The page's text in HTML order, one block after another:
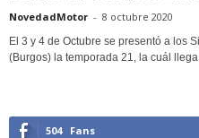
NovedadMotor - 8 octubre 2020
El 3 y 4 de Octubre se presentó a los
(Burgos) la temporada 21, la cuál llega...
504 Fans